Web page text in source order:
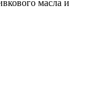
масла и